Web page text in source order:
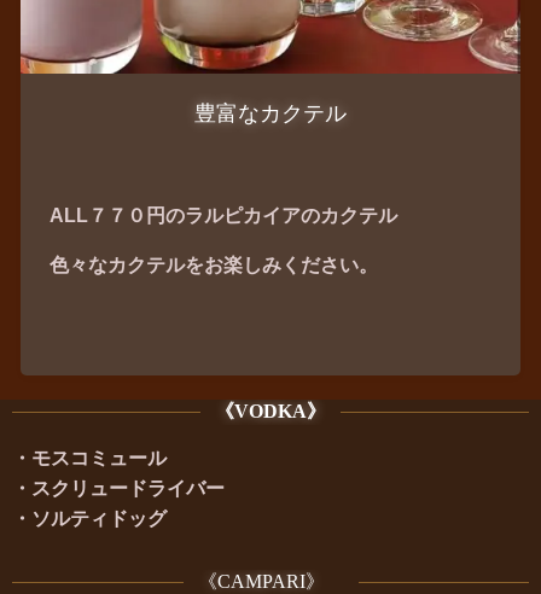
豊富なカクテル
ALL７７０円のラルピカイアのカクテル
色々なカクテルをお楽しみください。
《VODKA》
・モスコミュール
・スクリュードライバー
・ソルティドッグ
《CAMPARI》